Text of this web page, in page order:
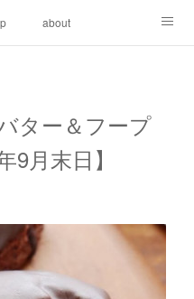
about
ター＆フープ
9月末日】